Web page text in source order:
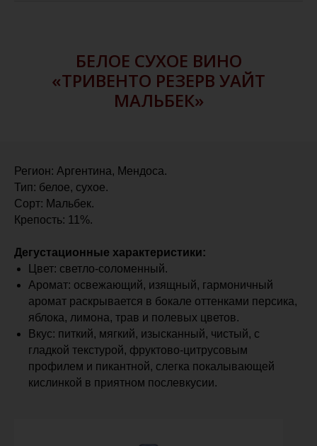
БЕЛОЕ СУХОЕ ВИНО
«ТРИВЕНТО РЕЗЕРВ УАЙТ
МАЛЬБЕК»
Регион: Аргентина, Мендоса.
Тип: белое, сухое.
Сорт: Мальбек.
Крепость: 11%.
Дегустационные характеристики:
Цвет: светло-соломенный.
Аромат: освежающий, изящный, гармоничный
аромат раскрывается в бокале оттенками персика,
яблока, лимона, трав и полевых цветов.
Вкус: питкий, мягкий, изысканный, чистый, с
гладкой текстурой, фруктово-цитрусовым
профилем и пикантной, слегка покалывающей
кислинкой в приятном послевкусии.